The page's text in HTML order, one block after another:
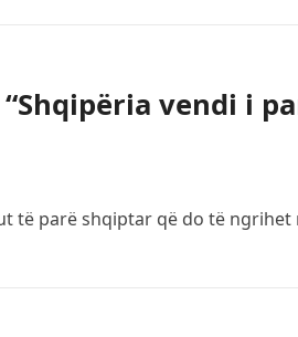
“Shqipëria vendi i
të parë shqiptar që do të ngrihet